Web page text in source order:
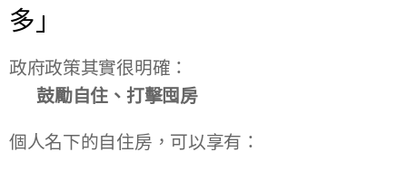
多」
政府政策其實很明確：
👉鼓勵自住、打擊囤房
個人名下的自住房，可以享有：